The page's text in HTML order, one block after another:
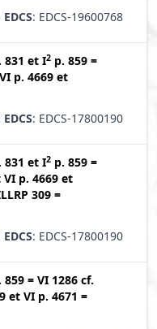
EDCS: EDCS-19600768
831 et I2 p. 859 =
VI p. 4669 et
EDCS: EDCS-17800190
831 et I2 p. 859 =
VI p. 4669 et
309 =
EDCS: EDCS-17800190
859 = VI 1286 cf.
et VI p. 4671 =